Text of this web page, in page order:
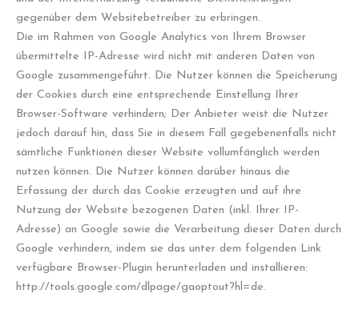
gegenüber dem Websitebetreiber zu erbringen.
Die im Rahmen von Google Analytics von Ihrem Browser
übermittelte IP-Adresse wird nicht mit anderen Daten von
Google zusammengeführt. Die Nutzer können die Speicherung
der Cookies durch eine entsprechende Einstellung Ihrer
Browser-Software verhindern; Der Anbieter weist die Nutzer
jedoch darauf hin, dass Sie in diesem Fall gegebenenfalls nicht
sämtliche Funktionen dieser Website vollumfänglich werden
nutzen können. Die Nutzer können darüber hinaus die
Erfassung der durch das Cookie erzeugten und auf ihre
Nutzung der Website bezogenen Daten (inkl. Ihrer IP-
Adresse) an Google sowie die Verarbeitung dieser Daten durch
Google verhindern, indem sie das unter dem folgenden Link
verfügbare Browser-Plugin herunterladen und installieren:
http://tools.google.com/dlpage/gaoptout?hl=de.